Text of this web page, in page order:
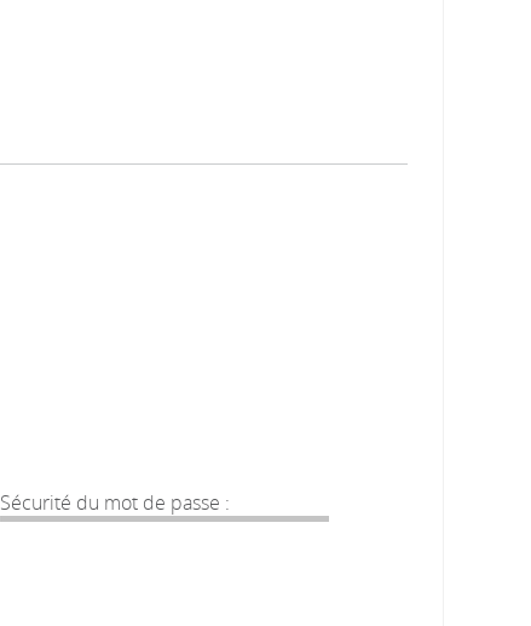
Sécurité du mot de passe :